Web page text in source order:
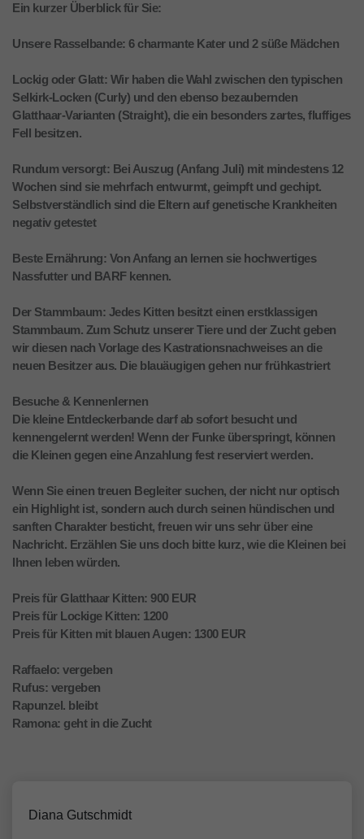
Ein kurzer Überblick für Sie:
Unsere Rasselbande: 6 charmante Kater und 2 süße Mädchen
Lockig oder Glatt: Wir haben die Wahl zwischen den typischen
Selkirk-Locken (Curly) und den ebenso bezaubernden
Glatthaar-Varianten (Straight), die ein besonders zartes, fluffiges
Fell besitzen.
Rundum versorgt: Bei Auszug (Anfang Juli) mit mindestens 12
Wochen sind sie mehrfach entwurmt, geimpft und gechipt.
Selbstverständlich sind die Eltern auf genetische Krankheiten
negativ getestet
Beste Ernährung: Von Anfang an lernen sie hochwertiges
Nassfutter und BARF kennen.
Der Stammbaum: Jedes Kitten besitzt einen erstklassigen
Stammbaum. Zum Schutz unserer Tiere und der Zucht geben
wir diesen nach Vorlage des Kastrationsnachweises an die
neuen Besitzer aus. Die blauäugigen gehen nur frühkastriert
Besuche & Kennenlernen
Die kleine Entdeckerbande darf ab sofort besucht und
kennengelernt werden! Wenn der Funke überspringt, können
die Kleinen gegen eine Anzahlung fest reserviert werden.
Wenn Sie einen treuen Begleiter suchen, der nicht nur optisch
ein Highlight ist, sondern auch durch seinen hündischen und
sanften Charakter besticht, freuen wir uns sehr über eine
Nachricht. Erzählen Sie uns doch bitte kurz, wie die Kleinen bei
Ihnen leben würden.
Preis für Glatthaar Kitten: 900 EUR
Preis für Lockige Kitten: 1200
Preis für Kitten mit blauen Augen: 1300 EUR
Raffaelo: vergeben
Rufus: vergeben
Rapunzel. bleibt
Ramona: geht in die Zucht
Diana Gutschmidt